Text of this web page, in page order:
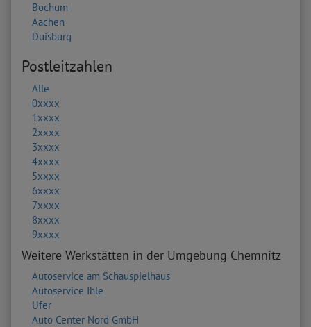
Bochum
Aachen
Duisburg
Postleitzahlen
Alle
0xxxx
1xxxx
2xxxx
3xxxx
4xxxx
5xxxx
6xxxx
7xxxx
8xxxx
9xxxx
Weitere Werkstätten in der Umgebung Chemnitz
Autoservice am Schauspielhaus
Autoservice Ihle
Ufer
Auto Center Nord GmbH